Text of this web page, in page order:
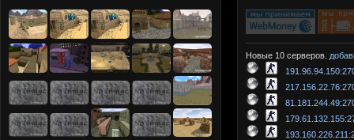
Новые 10 серверов.